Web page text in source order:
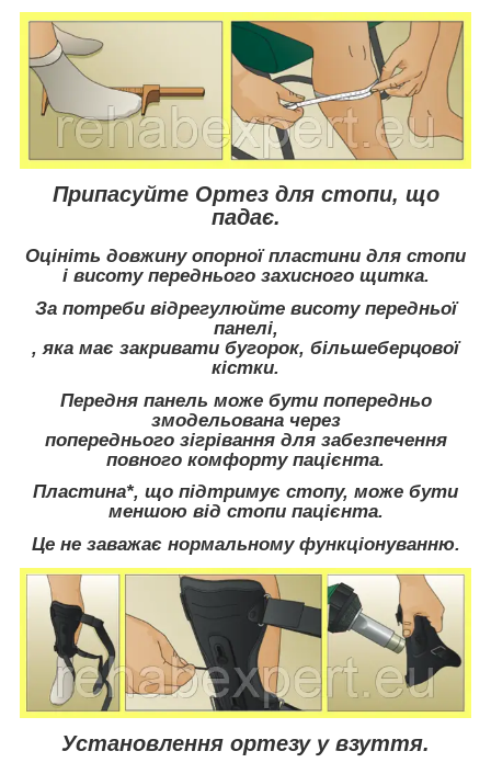
Припасуйте Ортез для стопи, що
падає.
Оцініть довжину опорної пластини для стопи
і висоту переднього захисного щитка.
За потреби відрегулюйте висоту передньої
панелі,
, яка має закривати бугорок, більшеберцової
кістки.
Передня панель може бути попередньо
змодельована через
попереднього зігрівання для забезпечення
повного комфорту пацієнта.
Пластина*, що підтримує стопу, може бути
меншою від стопи пацієнта.
Це не заважає нормальному функціонуванню.
Установлення ортезу у взуття.